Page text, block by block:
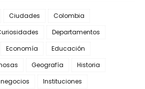
Ciudades
Colombia
Departamentos
Economía
Educación
Geografía
Historia
Instituciones